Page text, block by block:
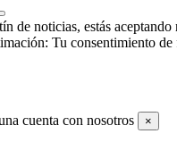
de noticias, estás
Tu consentimiento
cuenta con nosotros ×